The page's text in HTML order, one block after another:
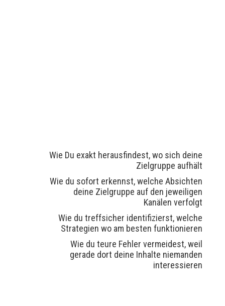
Wie Du exakt herausfindest, wo sich deine
Zielgruppe aufhält
Wie du sofort erkennst, welche Absichten
deine Zielgruppe auf den jeweiligen
Kanälen verfolgt
Wie du treffsicher identifizierst, welche
Strategien wo am besten funktionieren
Wie du teure Fehler vermeidest, weil
gerade dort deine Inhalte niemanden
interessieren